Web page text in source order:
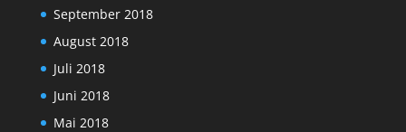
September 2018
August 2018
Juli 2018
Juni 2018
Mai 2018